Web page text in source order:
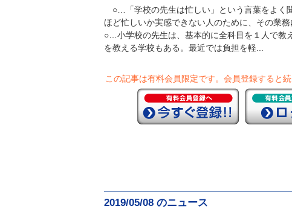
○…「学校の先生は忙しい」という言葉をよく
ほど忙しいか実感できない人のために、その業
○…小学校の先生は、基本的に全科目を１人で教
を教える学校もある。最近では負担を軽...
この記事は有料会員限定です。 会員登録すると
2019/05/08 のニュース